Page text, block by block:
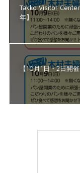
Takko Visitor
年】
【10月1日・2日開